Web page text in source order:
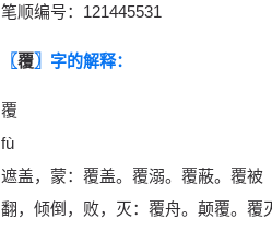
笔顺编号：121445531
〖覆〗字的解释：
覆
fù
遮盖，蒙：覆盖。覆溺。覆蔽。覆被
翻，倾倒，败，灭：覆舟。颠覆。